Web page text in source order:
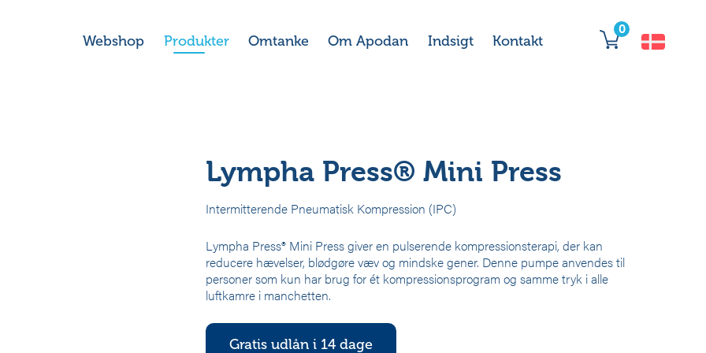
Webshop Produkter Omtanke Om Apodan Indsigt Kontakt
0
Lympha Press® Mini Press
Lympha Press® Mini Press
Intermitterende Pneumatisk Kompression (IPC)
Lympha Press® Mini Press giver en pulserende kompressionsterapi, der kan
reducere hævelser, blødgøre væv og mindske gener. Denne pumpe anvendes til
personer som kun har brug for ét kompressionsprogram og samme tryk i alle
luftkamre i manchetten.
Gratis udlån i 14 dage